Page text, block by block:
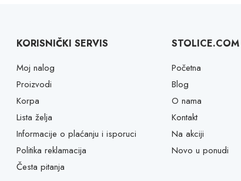
KORISNIČKI SERVIS
Moj nalog
Proizvodi
Korpa
Lista želja
Informacije o plaćanju i isporuci
Politika reklamacija
Česta pitanja
STOLICE.COM
Početna
Blog
O nama
Kontakt
Na akciji
Novo u ponudi